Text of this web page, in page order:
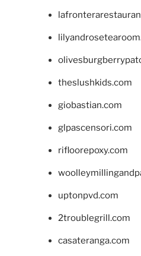
theslushkids.com
giobastian.com
glpascensori.com
rifloorepoxy.com
uptonpvd.com
2troublegrill.com
casateranga.com